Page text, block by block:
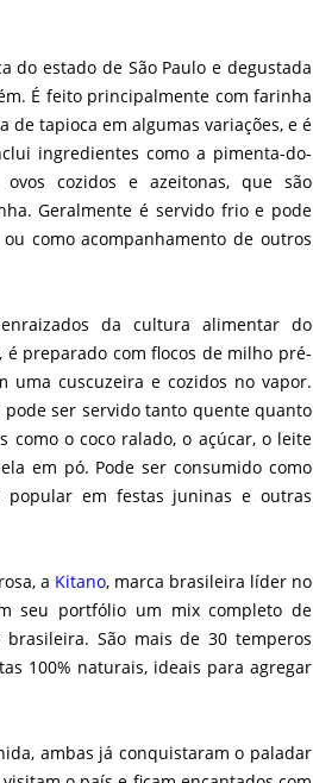
do estado de São Paulo e degustada
É feito principalmente com farinha
tapioca em algumas variações, e é
ingredientes como a pimenta-do-
cozidos e azeitonas, que são
Geralmente é servido frio e pode
como acompanhamento de outros
da cultura alimentar do
preparado com flocos de milho pré-
uma cuscuzeira e cozidos no vapor.
ser servido tanto quente quanto
como o coco ralado, o açúcar, o leite
em pó. Pode ser consumido como
popular em festas juninas e outras
a Kitano, marca brasileira líder no
seu portfólio um mix completo de
São mais de 30 temperos
100% naturais, ideais para agregar
ambas já conquistaram o paladar